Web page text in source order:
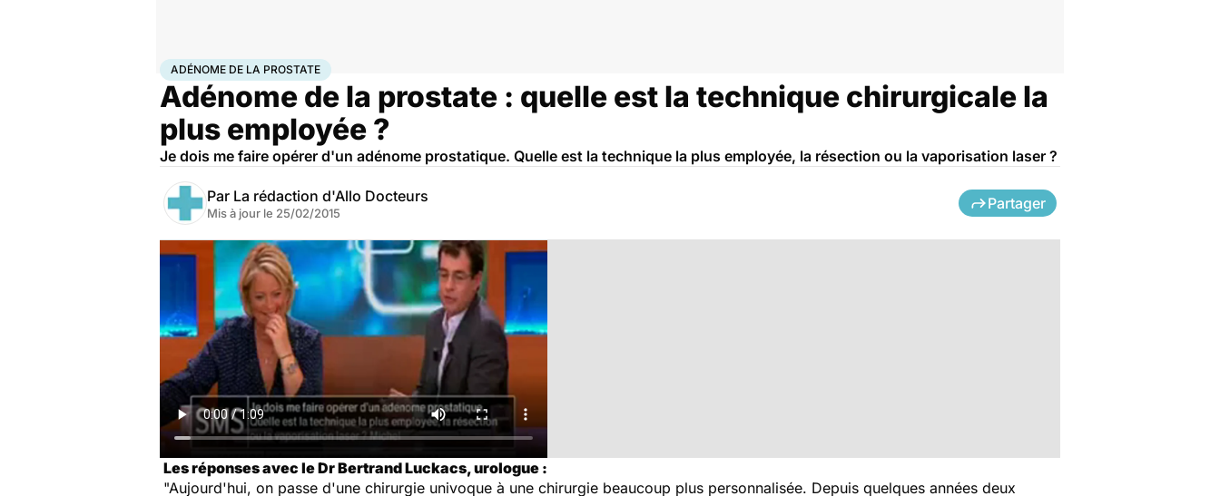
AccueilSanté Adénome de la prostate
ADÉNOME DE LA PROSTATE
Adénome de la prostate : quelle est la technique chirurgicale la
plus employée ?
Je dois me faire opérer d'un adénome prostatique. Quelle est la technique la plus employée, la résection ou la vaporisation laser ?
Par La rédaction d'Allo Docteurs
Mis à jour le 25/02/2015
Partager
Les réponses avec le Dr Bertrand Luckacs, urologue :
"Aujourd'hui, on passe d'une chirurgie univoque à une chirurgie beaucoup plus personnalisée. Depuis quelques années deux